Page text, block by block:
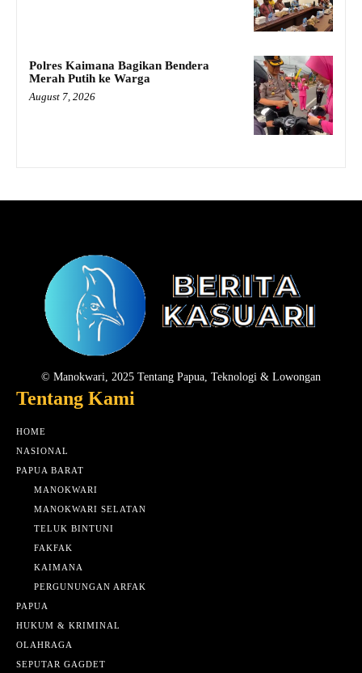
Polres Kaimana Bagikan Bendera
Merah Putih ke Warga
August 7, 2026
© Manokwari, 2025 Tentang Papua, Teknologi & Lowongan
Tentang Kami
HOME
NASIONAL
PAPUA BARAT
MANOKWARI
MANOKWARI SELATAN
TELUK BINTUNI
FAKFAK
KAIMANA
PERGUNUNGAN ARFAK
PAPUA
HUKUM & KRIMINAL
OLAHRAGA
SEPUTAR GAGDET